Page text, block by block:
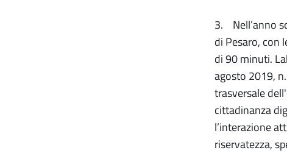
3. Nell’anno
di Pesaro, con
di 90 minuti.
agosto 2019,
trasversale
cittadinanza
l’interazione
riservatezza,